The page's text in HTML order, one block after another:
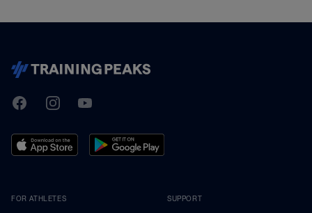
TrainingPeaks
FacebookInstagramYoutube
FOR ATHLETES SUPPORT